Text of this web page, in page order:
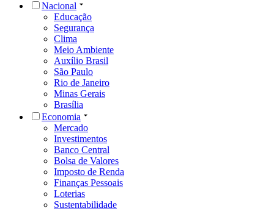
Nacional
Educação
Segurança
Clima
Meio Ambiente
Auxílio Brasil
São Paulo
Rio de Janeiro
Minas Gerais
Brasília
Economia
Mercado
Investimentos
Banco Central
Bolsa de Valores
Imposto de Renda
Finanças Pessoais
Loterias
Sustentabilidade